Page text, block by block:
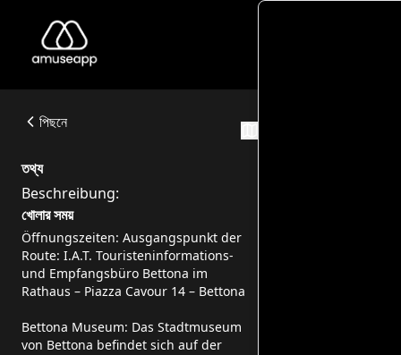
Bettona
Beschreibung:
পিছনে
তথ্য
Beschreibung:
খোলার সময়
Öffnungszeiten: Ausgangspunkt der
Route: I.A.T. Touristeninformations-
und Empfangsbüro Bettona im
Rathaus – Piazza Cavour 14 – Bettona
Bettona Museum: Das Stadtmuseum
von Bettona befindet sich auf der